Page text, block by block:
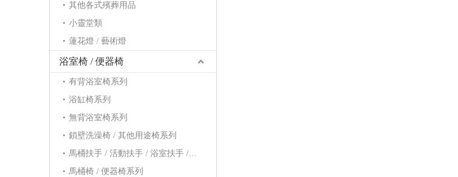
其他各式殯葬用品
小靈堂類
蓮花燈 / 藝術燈
浴室椅 / 便器椅
有背浴室椅系列
浴缸椅系列
無背浴室椅系列
鎖壁洗澡椅 / 其他用途椅系列
馬桶扶手 / 活動扶手 / 浴室扶手 / 浴缸扶手系列
馬桶椅 / 便器椅系列